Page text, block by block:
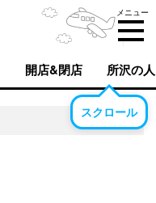
メニュー
開店&閉店 所沢の人
スクロール